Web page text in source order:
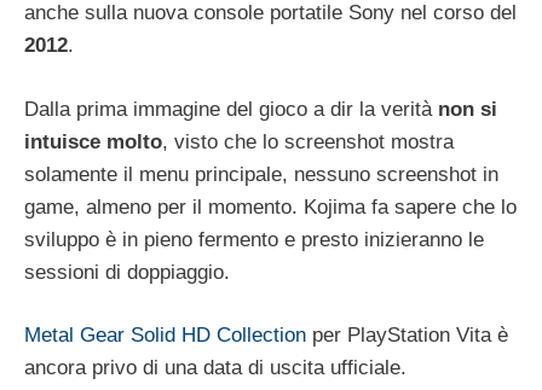
anche sulla nuova console portatile Sony nel corso del
2012.
Dalla prima immagine del gioco a dir la verità non si
intuisce molto, visto che lo screenshot mostra
solamente il menu principale, nessuno screenshot in
game, almeno per il momento. Kojima fa sapere che lo
sviluppo è in pieno fermento e presto inizieranno le
sessioni di doppiaggio.
Metal Gear Solid HD Collection per PlayStation Vita è
ancora privo di una data di uscita ufficiale.